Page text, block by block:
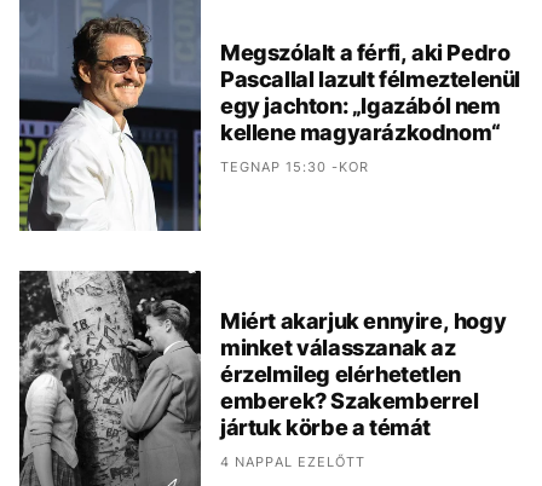
Megszólalt a férfi, aki Pedro
Pascallal lazult félmeztelenül
egy jachton: „Igazából nem
kellene magyarázkodnom“
TEGNAP 15:30 -KOR
Miért akarjuk ennyire, hogy
minket válasszanak az
érzelmileg elérhetetlen
emberek? Szakemberrel
jártuk körbe a témát
4 NAPPAL EZELŐTT